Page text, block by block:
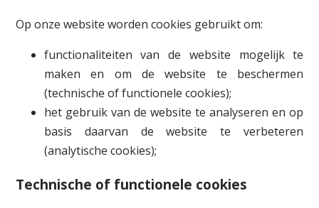
Op onze website worden cookies gebruikt om:
functionaliteiten van de website mogelijk te
maken en om de website te beschermen
(technische of functionele cookies);
het gebruik van de website te analyseren en op
basis daarvan de website te verbeteren
(analytische cookies);
Technische of functionele cookies